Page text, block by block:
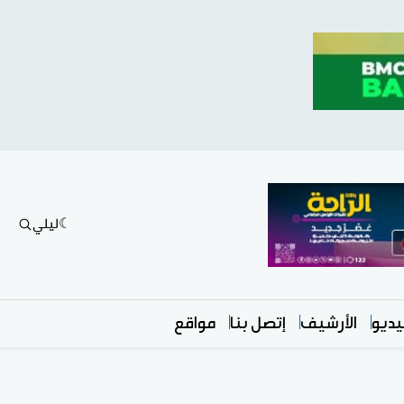
ليلي
الأرشيف إتصل بنا مواقع